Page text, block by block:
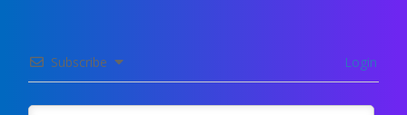
Subscribe Login